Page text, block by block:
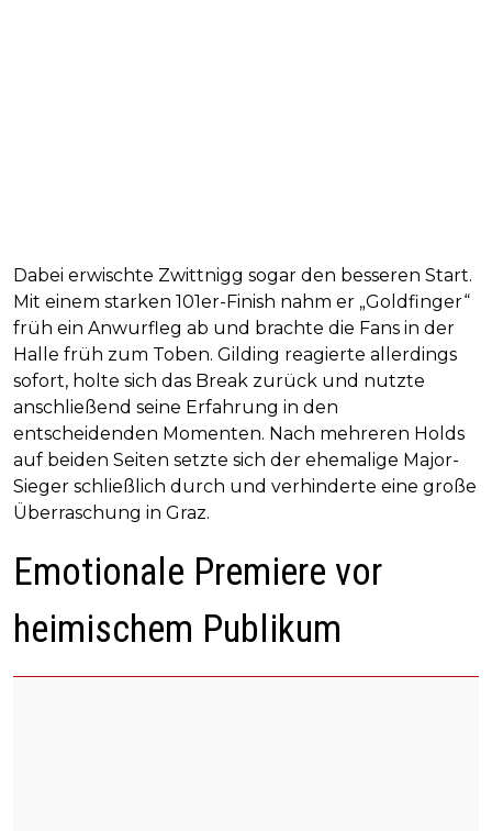
Dabei erwischte Zwittnigg sogar den besseren Start.
Mit einem starken 101er-Finish nahm er „Goldfinger“
früh ein Anwurfleg ab und brachte die Fans in der
Halle früh zum Toben. Gilding reagierte allerdings
sofort, holte sich das Break zurück und nutzte
anschließend seine Erfahrung in den
entscheidenden Momenten. Nach mehreren Holds
auf beiden Seiten setzte sich der ehemalige Major-
Sieger schließlich durch und verhinderte eine große
Überraschung in Graz.
Emotionale Premiere vor
heimischem Publikum